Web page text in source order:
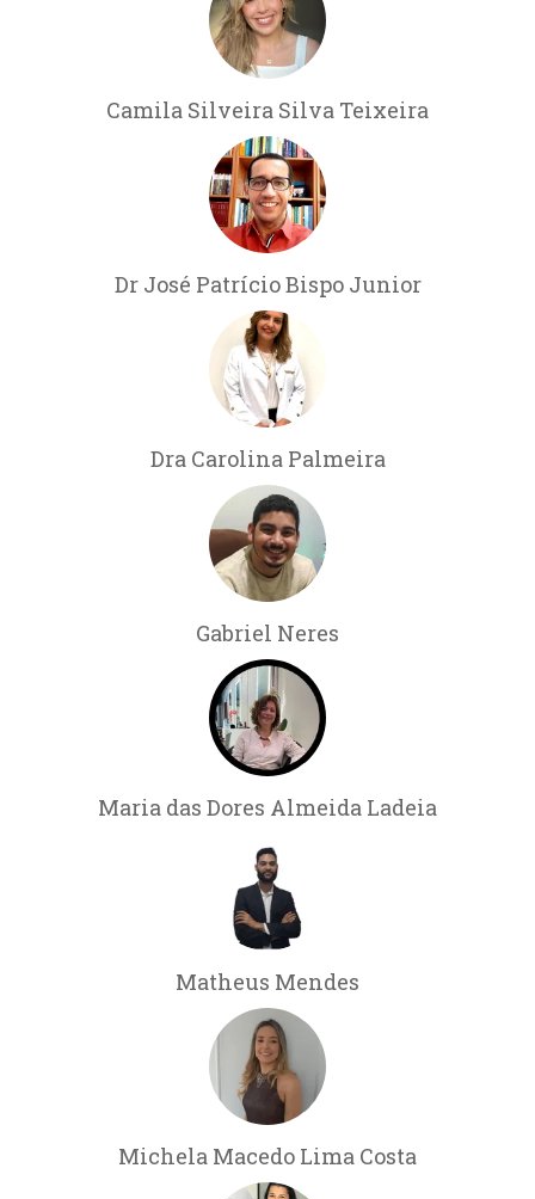
Camila Silveira Silva Teixeira
Dr José Patrício Bispo Junior
Dra Carolina Palmeira
Gabriel Neres
Maria das Dores Almeida Ladeia
Matheus Mendes
Michela Macedo Lima Costa